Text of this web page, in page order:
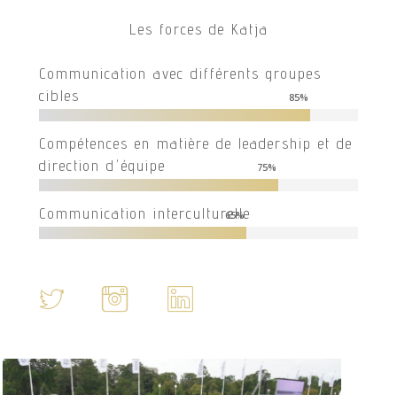
Les forces de Katja
Communication avec différents groupes
cibles
85%
Compétences en matière de leadership et de
direction d'équipe
75%
Communication interculturelle
65%